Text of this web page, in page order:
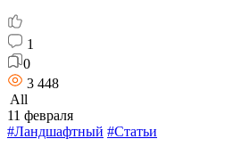
1
0
3 448
All
11 февраля
#Ландшафтный #Статьи